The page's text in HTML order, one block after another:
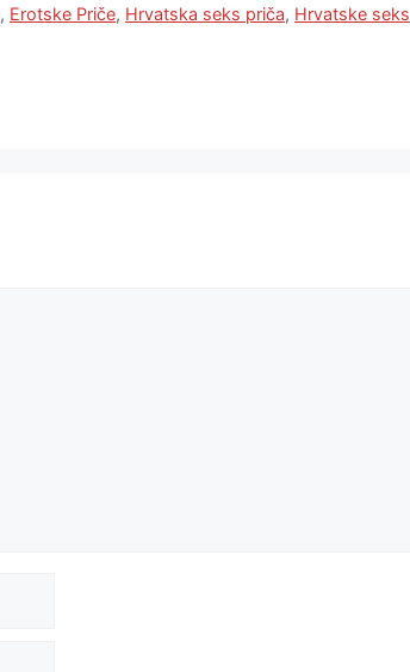
, Erotske Priče, Hrvatska seks priča, Hrvatske seks